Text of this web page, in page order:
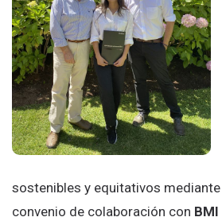
sostenibles y equitativos
convenio de colaboración con